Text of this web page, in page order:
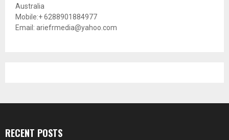
Australia
Mobile:+ 6288901884977
Email: ariefrmedia@yahoo.com
RECENT POSTS